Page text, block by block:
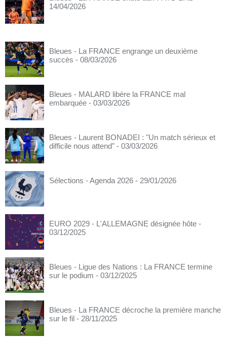
14/04/2026
Bleues - La FRANCE engrange un deuxième
succès - 08/03/2026
Bleues - MALARD libère la FRANCE mal
embarquée - 03/03/2026
Bleues - Laurent BONADEI : "Un match sérieux et
difficile nous attend" - 03/03/2026
Sélections - Agenda 2026 - 29/01/2026
EURO 2029 - L'ALLEMAGNE désignée hôte -
03/12/2025
Bleues - Ligue des Nations : La FRANCE termine
sur le podium - 03/12/2025
Bleues - La FRANCE décroche la première manche
sur le fil - 28/11/2025